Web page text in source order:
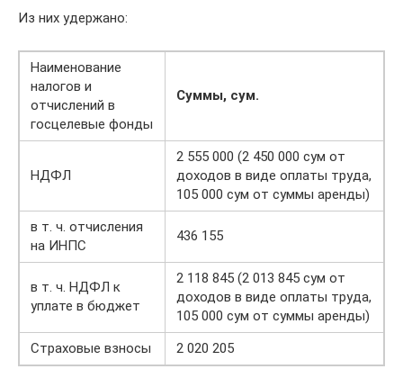
Из них удержано:
Наименование
налогов и
отчислений в
госцелевые фонды
Суммы, сум.
НДФЛ
2 555 000 (2 450 000 сум от
доходов в виде оплаты труда,
105 000 сум от суммы аренды)
в т. ч. отчисления
на ИНПС
436 155
в т. ч. НДФЛ к
уплате в бюджет
2 118 845 (2 013 845 сум от
доходов в виде оплаты труда,
105 000 сум от суммы аренды)
Страховые взносы
2 020 205